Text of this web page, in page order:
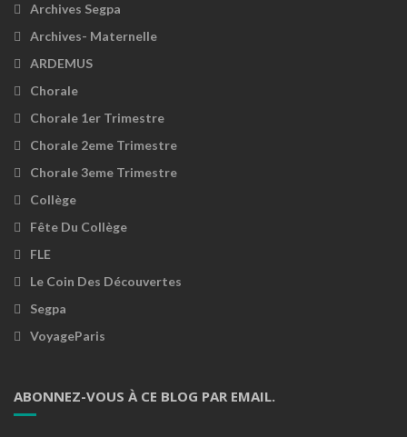
Archives Segpa
Archives- Maternelle
ARDEMUS
Chorale
Chorale 1er Trimestre
Chorale 2eme Trimestre
Chorale 3eme Trimestre
Collège
Fête Du Collège
FLE
Le Coin Des Découvertes
Segpa
VoyageParis
ABONNEZ-VOUS À CE BLOG PAR EMAIL.